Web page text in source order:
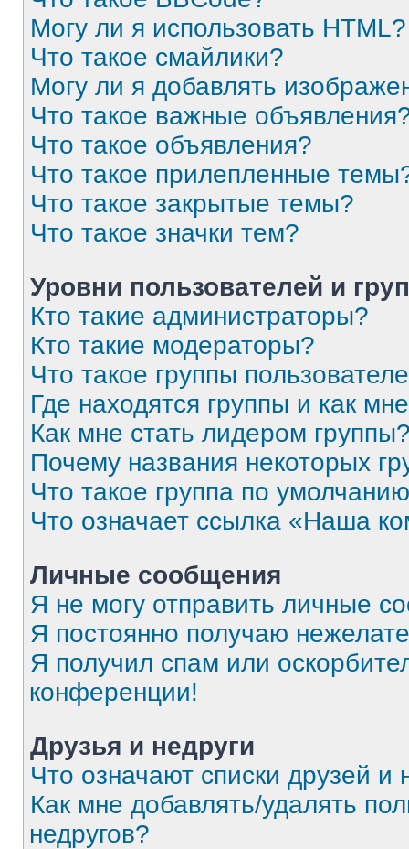
Могу ли я использовать HTML?
Что такое смайлики?
Могу ли я добавлять
Что такое важные
Что такое объявления?
Что такое прилепленные
Что такое закрытые темы?
Что такое значки тем?
Уровни пользователей и
Кто такие администраторы?
Кто такие модераторы?
Что такое группы
Где находятся группы и как
Как мне стать лидером
Почему названия некоторых
Что такое группа по
Что означает ссылка «Наша
Личные сообщения
Я не могу отправить личные
Я постоянно получаю
Я получил спам или
конференции!
Друзья и недруги
Что означают списки друзей и
Как мне добавлять/удалять
недругов?